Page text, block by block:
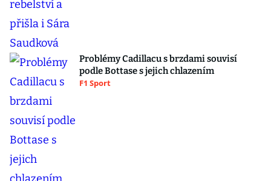
Problémy Cadillacu s brzdami souvisí
podle Bottase s jejich chlazením
F1 Sport